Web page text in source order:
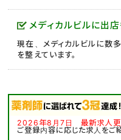
メディカルビルに出
現在、メディカルビルに数
を整えています。
2026年8月7日 最新求人
ご登録内容に応じた求人をご